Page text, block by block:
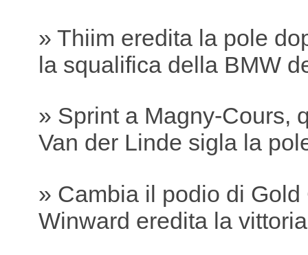
» Thiim eredita la pole
la squalifica della BMW
» Sprint a Magny-Cours,
Van der Linde sigla la
» Cambia il podio di
Winward eredita la